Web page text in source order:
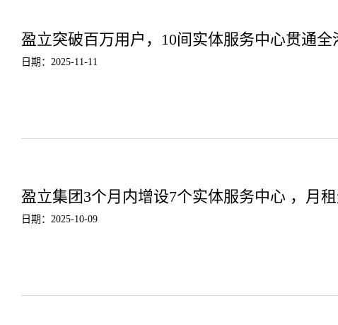
盈立突破百万用户，10间实体服务中心贯通全
日期：2025-11-11
盈立集团3个月内增设7个实体服务中心 ，月
日期：2025-10-09